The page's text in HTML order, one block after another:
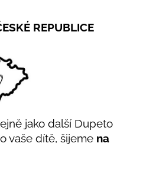
REPUBLICE
jako další Dupeto
vaše dítě, šijeme na